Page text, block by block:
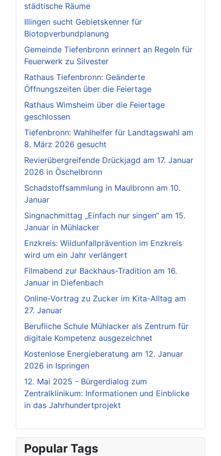
städtische Räume
Illingen sucht Gebietskenner für
Biotopverbundplanung
Gemeinde Tiefenbronn erinnert an Regeln für
Feuerwerk zu Silvester
Rathaus Tiefenbronn: Geänderte
Öffnungszeiten über die Feiertage
Rathaus Wimsheim über die Feiertage
geschlossen
Tiefenbronn: Wahlhelfer für Landtagswahl am
8. März 2026 gesucht
Revierübergreifende Drückjagd am 17. Januar
2026 in Öschelbronn
Schadstoffsammlung in Maulbronn am 10.
Januar
Singnachmittag „Einfach nur singen“ am 15.
Januar in Mühlacker
Enzkreis: Wildunfallprävention im Enzkreis
wird um ein Jahr verlängert
Filmabend zur Backhaus-Tradition am 16.
Januar in Diefenbach
Online-Vortrag zu Zucker im Kita-Alltag am
27. Januar
Berufliche Schule Mühlacker als Zentrum für
digitale Kompetenz ausgezeichnet
Kostenlose Energieberatung am 12. Januar
2026 in Ispringen
12. Mai 2025 - Bürgerdialog zum
Zentralklinikum: Informationen und Einblicke
in das Jahrhundertprojekt
Popular Tags